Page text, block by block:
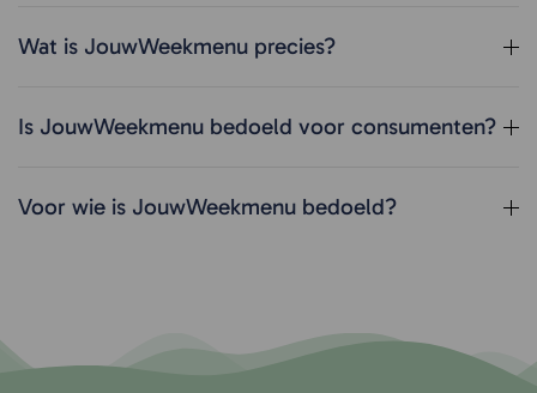
Wat is JouwWeekmenu precies?
Is JouwWeekmenu bedoeld voor consumenten?
Voor wie is JouwWeekmenu bedoeld?